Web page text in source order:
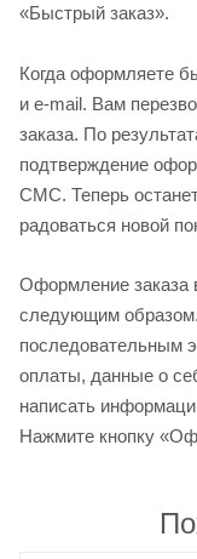
«Быстрый заказ».
Когда оформляете
и e-mail. Вам
заказа. По
подтверждение
СМС. Теперь
радоваться новой
Оформление заказа
следующим
последовательным
оплаты, данные о
написать
Нажмите кнопку